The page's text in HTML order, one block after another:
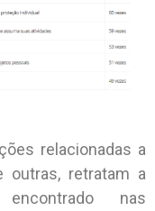
relacionadas a
outras, retratam a
nas